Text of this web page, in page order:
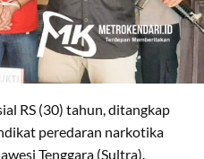
RS (30) tahun, ditangkap
peredaran narkotika
Tenggara (Sultra).